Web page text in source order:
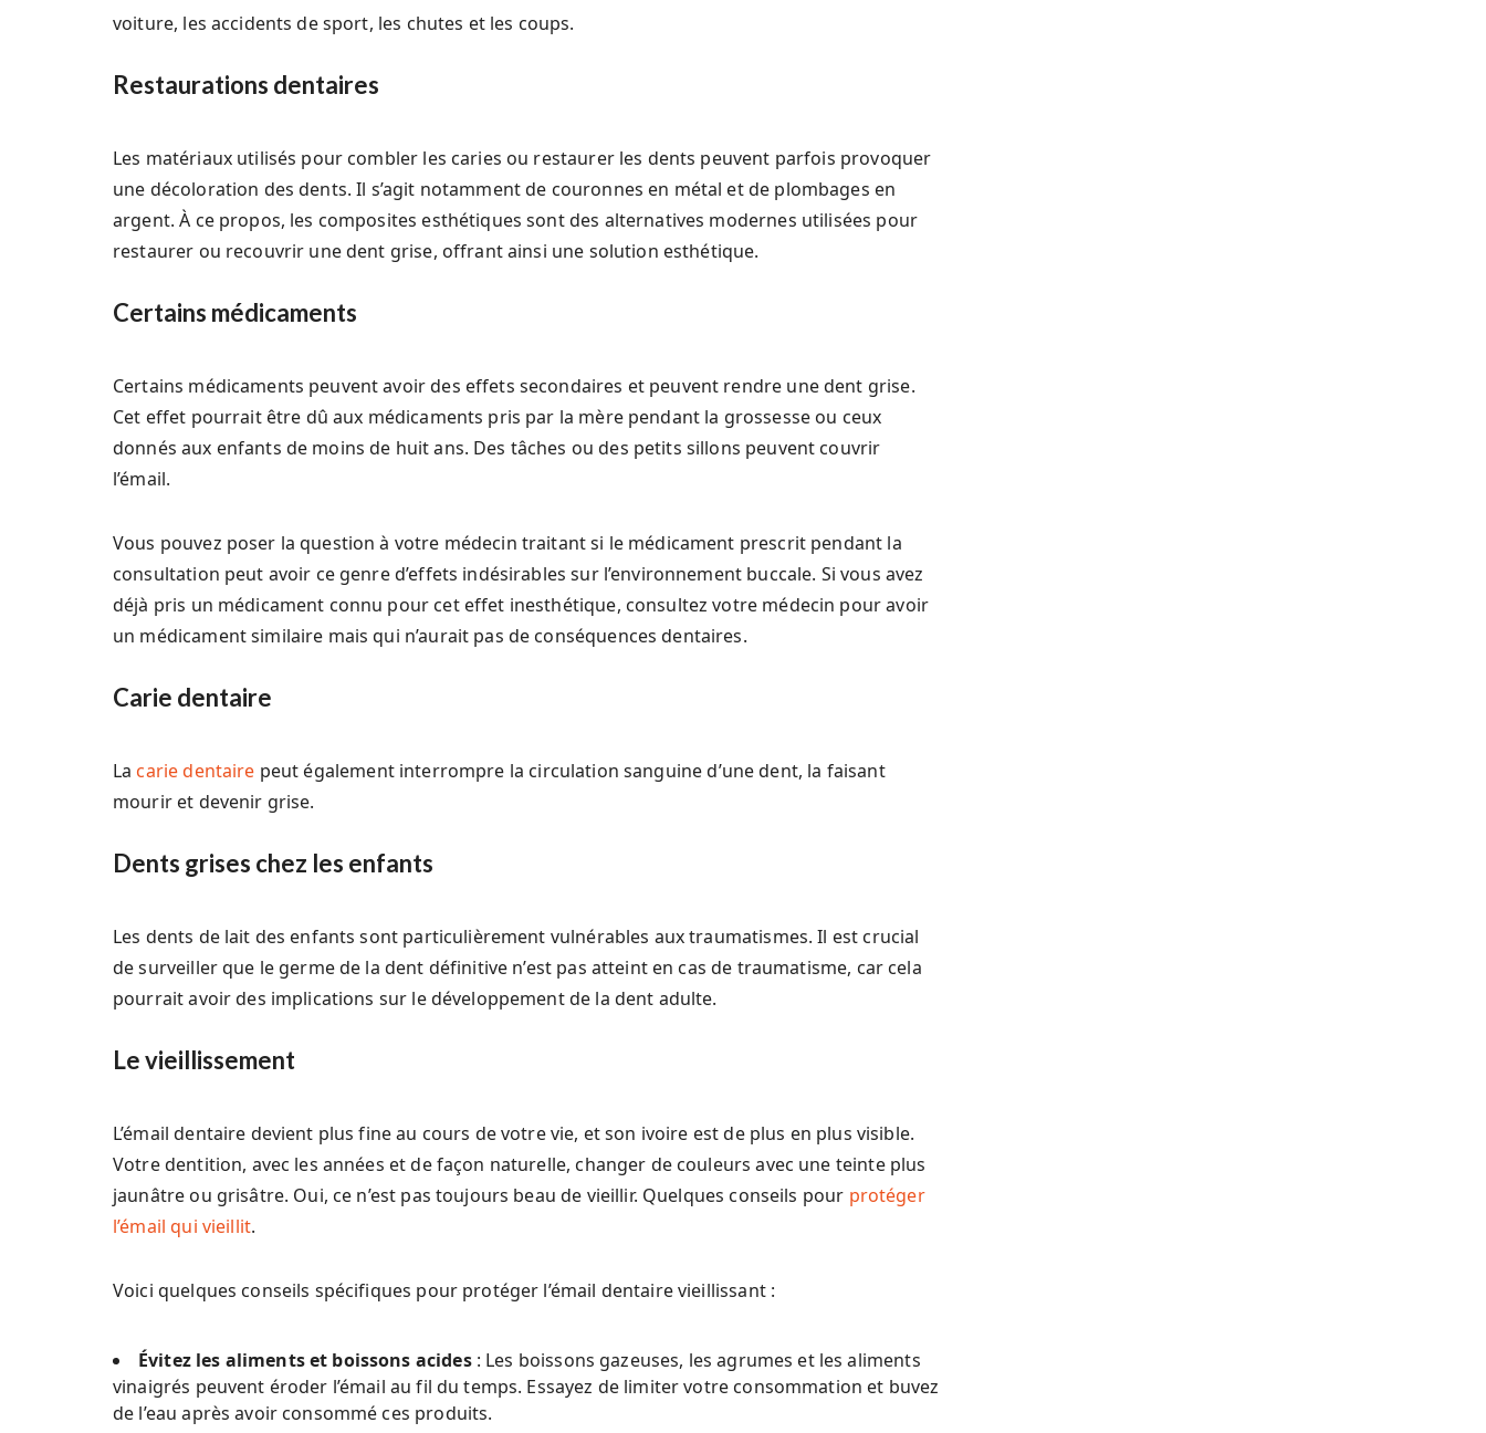
voiture, les accidents de sport, les chutes et les coups.
Restaurations dentaires
Les matériaux utilisés pour combler les caries ou restaurer les dents peuvent parfois provoquer
une décoloration des dents. Il s’agit notamment de couronnes en métal et de plombages en
argent. À ce propos, les composites esthétiques sont des alternatives modernes utilisées pour
restaurer ou recouvrir une dent grise, offrant ainsi une solution esthétique.
Certains médicaments
Certains médicaments peuvent avoir des effets secondaires et peuvent rendre une dent grise.
Cet effet pourrait être dû aux médicaments pris par la mère pendant la grossesse ou ceux
donnés aux enfants de moins de huit ans. Des tâches ou des petits sillons peuvent couvrir
l’émail.
Vous pouvez poser la question à votre médecin traitant si le médicament prescrit pendant la
consultation peut avoir ce genre d’effets indésirables sur l’environnement buccale. Si vous avez
déjà pris un médicament connu pour cet effet inesthétique, consultez votre médecin pour avoir
un médicament similaire mais qui n’aurait pas de conséquences dentaires.
Carie dentaire
La carie dentaire peut également interrompre la circulation sanguine d’une dent, la faisant
mourir et devenir grise.
Dents grises chez les enfants
Les dents de lait des enfants sont particulièrement vulnérables aux traumatismes. Il est crucial
de surveiller que le germe de la dent définitive n’est pas atteint en cas de traumatisme, car cela
pourrait avoir des implications sur le développement de la dent adulte.
Le vieillissement
L’émail dentaire devient plus fine au cours de votre vie, et son ivoire est de plus en plus visible.
Votre dentition, avec les années et de façon naturelle, changer de couleurs avec une teinte plus
jaunâtre ou grisâtre. Oui, ce n’est pas toujours beau de vieillir. Quelques conseils pour protéger
l’émail qui vieillit.
Voici quelques conseils spécifiques pour protéger l’émail dentaire vieillissant :
Évitez les aliments et boissons acides: Les boissons gazeuses, les agrumes et les aliments
vinaigrés peuvent éroder l’émail au fil du temps. Essayez de limiter votre consommation et buvez
de l’eau après avoir consommé ces produits.